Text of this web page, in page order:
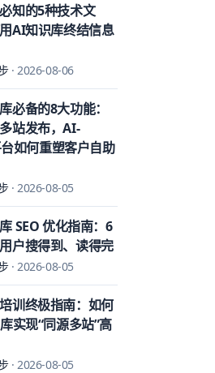
知的5种技术文
AI知识库终结信息
·2026-08-06
必备的8大功能：
站发布，AI-
如何重塑客户自助
·2026-08-05
SEO 优化指南：6
户搜得到、读得完
·2026-08-05
训终极指南：如何
实现“同源多站”高
·2026-08-05